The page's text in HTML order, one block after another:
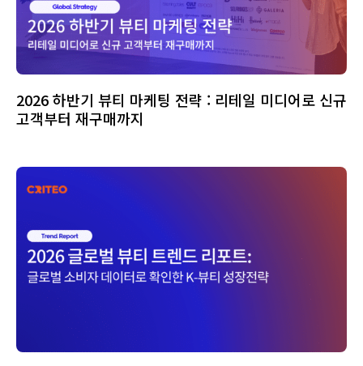
2026 하반기 뷰티 마케팅 전략 : 리테일 미디어로 신규
고객부터 재구매까지